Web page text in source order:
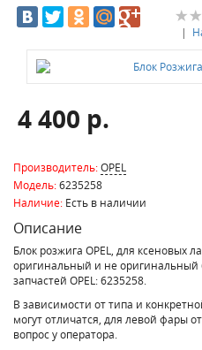
|
4 400 р.
Производитель:OPEL
Модель:6235258
Наличие: Есть в наличии
Описание
Блок розжига OPEL, для ксеновых
оригинальный и не оригинальный
запчастей OPEL: 6235258.
В зависимости от типа и
могут отличатся, для левой фары
вопрос у оператора.